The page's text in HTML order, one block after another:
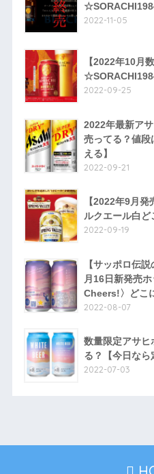
2022-11-05
【2022年10月
2022-09-25
2022年最新ア
売ってる？値段
える】
2022-09-21
【2022年9月
ルクエール白ど
2022-09-19
【サッポロ伝
月16日新発売
Cheers!〉どこ
2022-08-07
数量限定アサヒ
る？【今日なら
2022-07-03